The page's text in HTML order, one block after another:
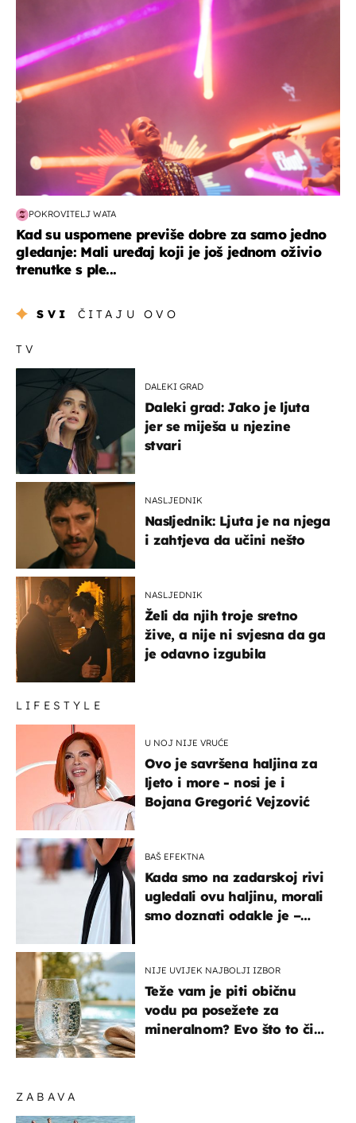
POKROVITELJ WATA
Kad su uspomene previše dobre za samo jedno
gledanje: Mali uređaj koji je još jednom oživio
trenutke s ple...
SVI ČITAJU OVO
ZABAVA
TV
DALEKI GRAD
Daleki grad: Jako je ljuta
jer se miješa u njezine
stvari
NASLJEDNIK
Nasljednik: Ljuta je na njega
i zahtjeva da učini nešto
NASLJEDNIK
Želi da njih troje sretno
žive, a nije ni svjesna da ga
je odavno izgubila
LIFESTYLE
U NOJ NIJE VRUĆE
Ovo je savršena haljina za
ljeto i more - nosi je i
Bojana Gregorić Vejzović
BAŠ EFEKTNA
Kada smo na zadarskoj rivi
ugledali ovu haljinu, morali
smo doznati odakle je –
NIJE UVIJEK NAJBOLJI IZBOR
Teže vam je piti običnu
vodu pa posežete za
mineralnom? Evo što to čini